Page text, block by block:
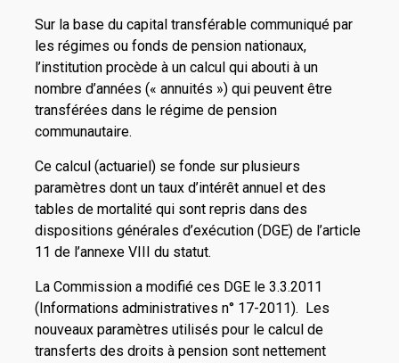
Sur la base du capital transférable communiqué par
les régimes ou fonds de pension nationaux,
l’institution procède à un calcul qui abouti à un
nombre d’années (« annuités ») qui peuvent être
transférées dans le régime de pension
communautaire.
Ce calcul (actuariel) se fonde sur plusieurs
paramètres dont un taux d’intérêt annuel et des
tables de mortalité qui sont repris dans des
dispositions générales d’exécution (DGE) de l’article
11 de l’annexe VIII du statut.
La Commission a modifié ces DGE le 3.3.2011
(Informations administratives n° 17-2011). Les
nouveaux paramètres utilisés pour le calcul de
transferts des droits à pension sont nettement